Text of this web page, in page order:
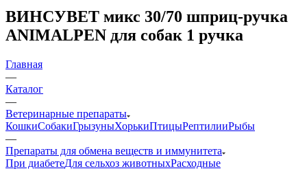
ВИНСУВЕТ микс 30/70 шприц-ручка
ANIMALPEN для собак 1 ручка
Главная
—
Каталог
—
Ветеринарные препараты
КошкиСобакиГрызуныХорькиПтицыРептилииРыбы
—
Препараты для обмена веществ и иммунитета
При диабетеДля сельхоз животныхРасходные